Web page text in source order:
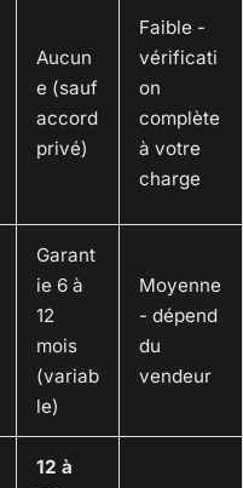
Aucun
e (sauf
accord
privé)
Faible -
vérificati
on
complète
à votre
charge
Garant
ie 6 à
12
mois
(variab
le)
Moyenne
- dépend
du
vendeur
12 à